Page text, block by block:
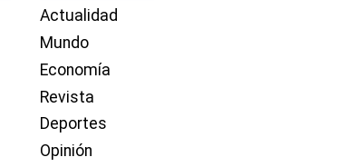
Actualidad
Mundo
Economía
Revista
Deportes
Opinión